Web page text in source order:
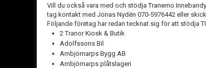
Vill du också vara med och stödja Tranemo
tag kontakt med Jonas Nydén 070-5976442 eller
Följande företag har redan tecknat sig för att stödja
2 Tranor Kiosk & Butik
Adolfssons Bil
Ambjörnarps Bygg AB
Ambjörnarps plåtslageri